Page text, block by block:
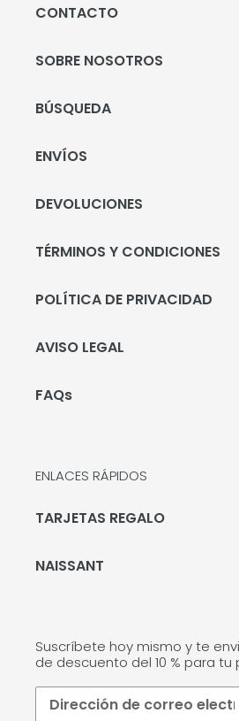
CONTACTO
SOBRE NOSOTROS
BÚSQUEDA
ENVÍOS
DEVOLUCIONES
TÉRMINOS Y CONDICIONES
POLÍTICA DE PRIVACIDAD
AVISO LEGAL
FAQs
ENLACES RÁPIDOS
TARJETAS REGALO
NAISSANT
Suscríbete hoy mismo y te
de descuento del 10 % para